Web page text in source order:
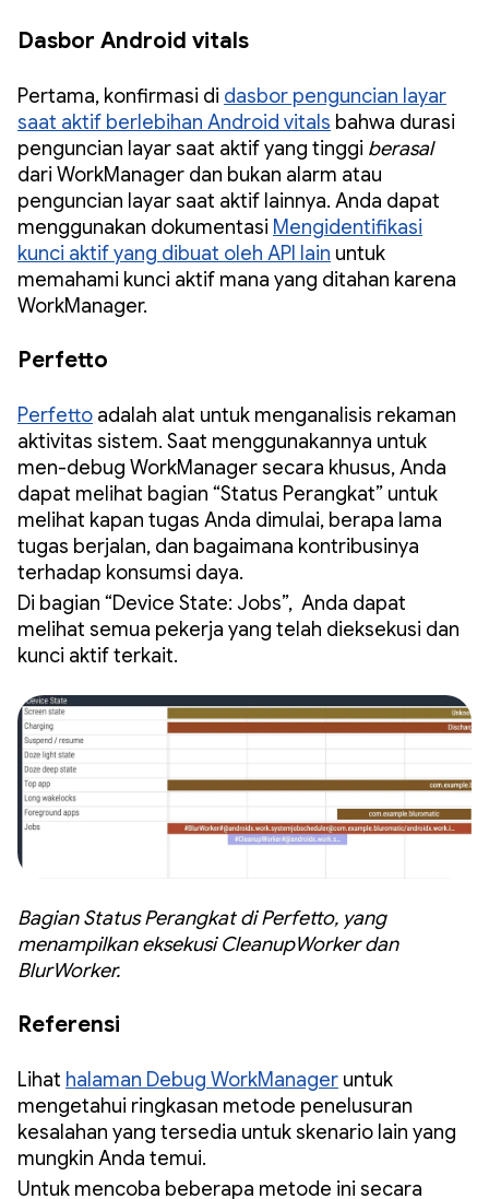
Dasbor Android vitals
Pertama, konfirmasi di dasbor penguncian layar
saat aktif berlebihan Android vitals bahwa durasi
penguncian layar saat aktif yang tinggi berasal
dari WorkManager dan bukan alarm atau
penguncian layar saat aktif lainnya. Anda dapat
menggunakan dokumentasi Mengidentifikasi
kunci aktif yang dibuat oleh API lain untuk
memahami kunci aktif mana yang ditahan karena
WorkManager.
Perfetto
Perfetto adalah alat untuk menganalisis rekaman
aktivitas sistem. Saat menggunakannya untuk
men-debug WorkManager secara khusus, Anda
dapat melihat bagian “Status Perangkat” untuk
melihat kapan tugas Anda dimulai, berapa lama
tugas berjalan, dan bagaimana kontribusinya
terhadap konsumsi daya.
Di bagian “Device State: Jobs”, Anda dapat
melihat semua pekerja yang telah dieksekusi dan
kunci aktif terkait.
Bagian Status Perangkat di Perfetto, yang
menampilkan eksekusi CleanupWorker dan
BlurWorker.
Referensi
Lihat halaman Debug WorkManager untuk
mengetahui ringkasan metode penelusuran
kesalahan yang tersedia untuk skenario lain yang
mungkin Anda temui.
Untuk mencoba beberapa metode ini secara